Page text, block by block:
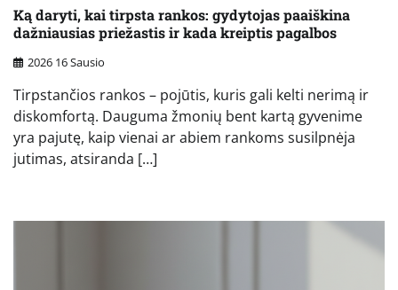
Ką daryti, kai tirpsta rankos: gydytojas paaiškina
dažniausias priežastis ir kada kreiptis pagalbos
2026 16 Sausio
Tirpstančios rankos – pojūtis, kuris gali kelti nerimą ir
diskomfortą. Dauguma žmonių bent kartą gyvenime
yra pajutę, kaip vienai ar abiem rankoms susilpnėja
jutimas, atsiranda […]